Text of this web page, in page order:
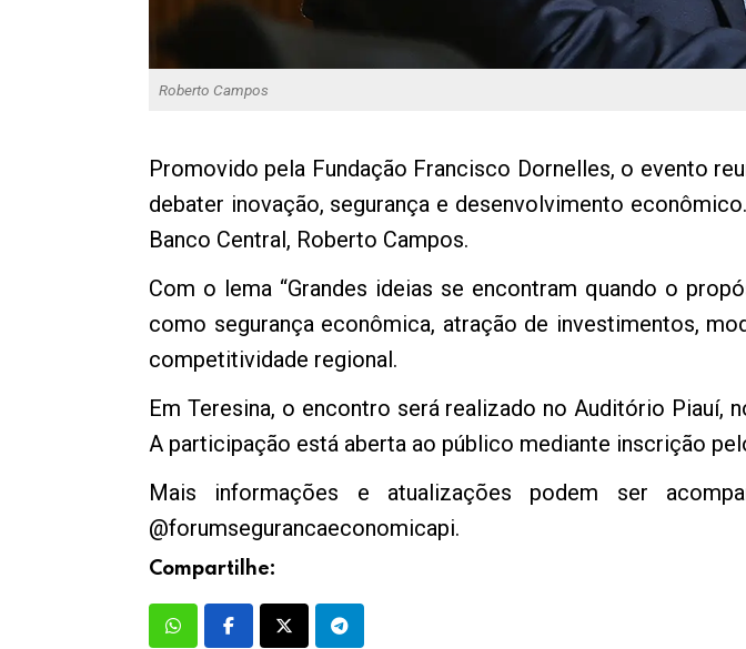
Roberto Campos
Promovido pela Fundação Francisco Dornelles, o evento
debater inovação, segurança e desenvolvimento
Banco Central, Roberto Campos.
Com o lema “Grandes ideias se encontram quando o
como segurança econômica, atração de investimentos,
competitividade regional.
Em Teresina, o encontro será realizado no Auditório Piauí,
A participação está aberta ao público mediante inscrição
Mais informações e atualizações podem ser
@forumsegurancaeconomicapi.
Compartilhe: